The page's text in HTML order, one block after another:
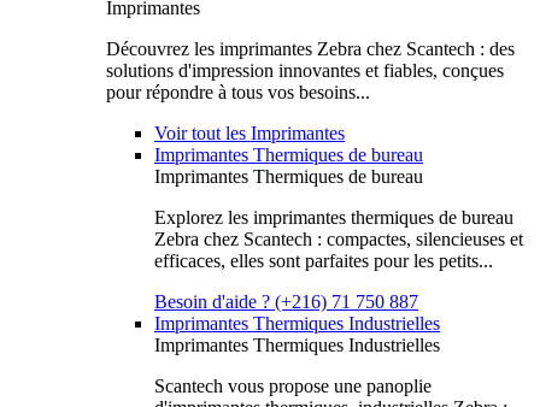
Imprimantes
Découvrez les imprimantes Zebra chez Scantech : des
solutions d'impression innovantes et fiables, conçues
pour répondre à tous vos besoins...
Voir tout les Imprimantes
Imprimantes Thermiques de bureau
Imprimantes Thermiques de bureau
Explorez les imprimantes thermiques de bureau
Zebra chez Scantech : compactes, silencieuses et
efficaces, elles sont parfaites pour les petits...
Besoin d'aide ? (+216) 71 750 887
Imprimantes Thermiques Industrielles
Imprimantes Thermiques Industrielles
Scantech vous propose une panoplie